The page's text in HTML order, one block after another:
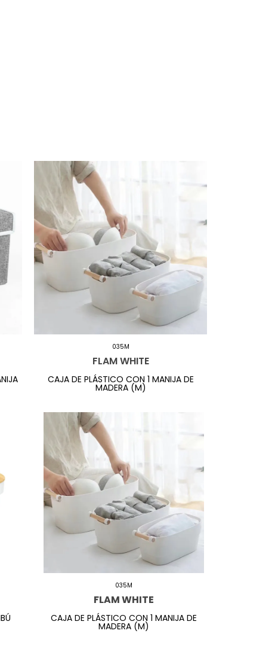
035M
FLAM WHITE
CAJA DE PLÁSTICO CON 1 MANIJA DE
MADERA (M)
035M
FLAM WHITE
CAJA DE PLÁSTICO CON 1 MANIJA DE
MADERA (M)